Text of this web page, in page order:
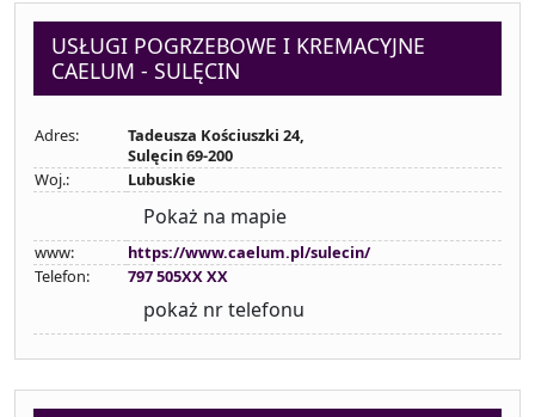
USŁUGI POGRZEBOWE I KREMACYJNE
CAELUM - SULĘCIN
Adres:
Tadeusza Kościuszki 24,
Sulęcin 69-200
Woj.:
Lubuskie
Pokaż na mapie
www:
https://www.caelum.pl/sulecin/
Telefon:
797 505XX XX
pokaż nr telefonu